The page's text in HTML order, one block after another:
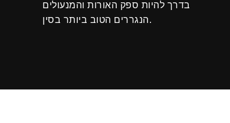
בדרך להיות ספק האורות והמנעולים
הנגררים הטוב ביותר בסין.